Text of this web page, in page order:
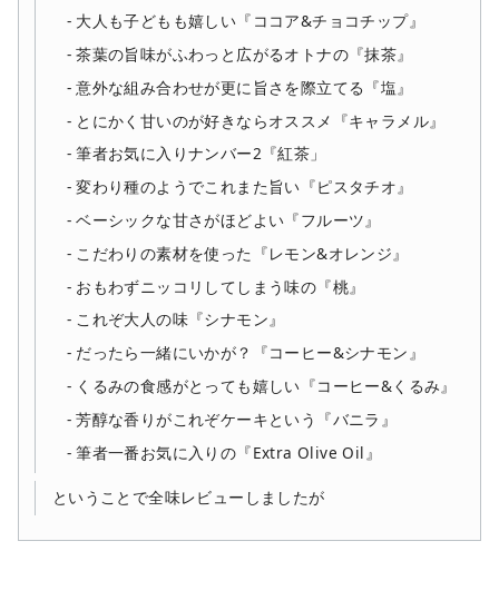
大人も子どもも嬉しい『ココア&チョコチップ』
茶葉の旨味がふわっと広がるオトナの『抹茶』
意外な組み合わせが更に旨さを際立てる『塩』
とにかく甘いのが好きならオススメ『キャラメル』
筆者お気に入りナンバー2『紅茶」
変わり種のようでこれまた旨い『ピスタチオ』
ベーシックな甘さがほどよい『フルーツ』
こだわりの素材を使った『レモン&オレンジ』
おもわずニッコリしてしまう味の『桃』
これぞ大人の味『シナモン』
だったら一緒にいかが？『コーヒー&シナモン』
くるみの食感がとっても嬉しい『コーヒー&くるみ』
芳醇な香りがこれぞケーキという『バニラ』
筆者一番お気に入りの『Extra Olive Oil』
ということで全味レビューしましたが